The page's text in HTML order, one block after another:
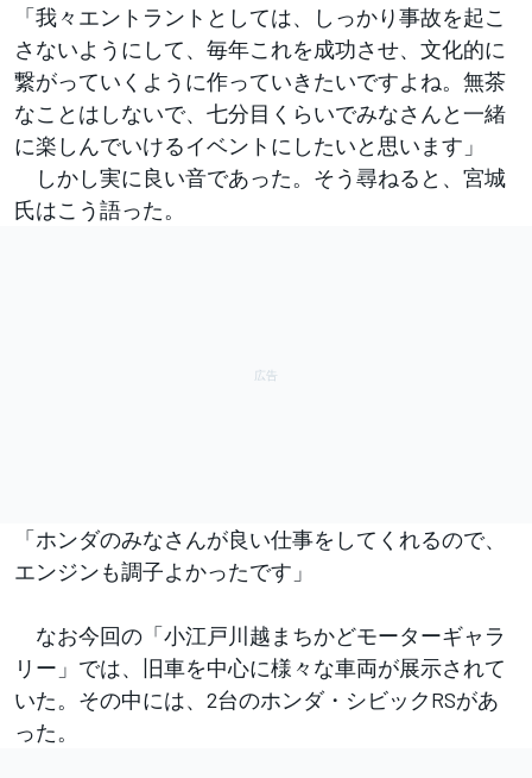
「我々エントラントとしては、しっかり事故を起こ
さないようにして、毎年これを成功させ、文化的に
繋がっていくように作っていきたいですよね。無茶
なことはしないで、七分目くらいでみなさんと一緒
に楽しんでいけるイベントにしたいと思います」
しかし実に良い音であった。そう尋ねると、宮城
氏はこう語った。
「ホンダのみなさんが良い仕事をしてくれるので、
エンジンも調子よかったです」
なお今回の「小江戸川越まちかどモーターギャラ
リー」では、旧車を中心に様々な車両が展示されて
いた。その中には、2台のホンダ・シビックRSがあ
った。